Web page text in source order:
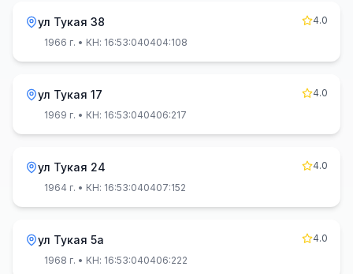
ул Тукая 38
4.0
1966 г. • КН: 16:53:040404:108
ул Тукая 17
4.0
1969 г. • КН: 16:53:040406:217
ул Тукая 24
4.0
1964 г. • КН: 16:53:040407:152
ул Тукая 5а
4.0
1968 г. • КН: 16:53:040406:222